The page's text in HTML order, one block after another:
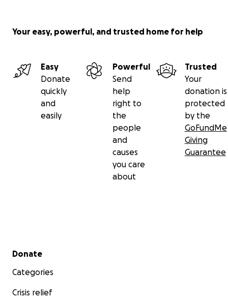
Your easy, powerful, and trusted home for help
Easy
Donate
quickly
and
easily
Powerful
Send
help
right to
the
people
and
causes
you care
about
Trusted
Your
donation is
protected
by the
GoFundMe
Giving
Guarantee
Secondary menu
Donate
Categories
Crisis relief